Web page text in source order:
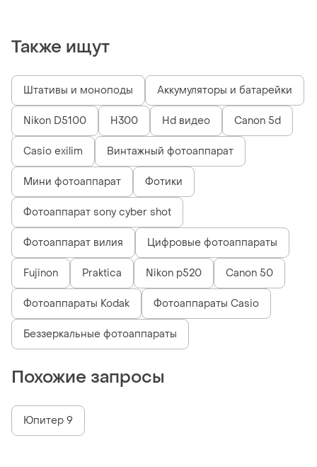
Также ищут
Штативы и моноподы Аккумуляторы и батарейки
Nikon D5100 H300 Hd видео Canon 5d
Casio exilim Винтажный фотоаппарат
Мини фотоаппарат Фотики
Фотоаппарат sony cyber shot
Фотоаппарат вилия Цифровые фотоаппараты
Fujinon Praktica Nikon p520 Canon 50
Фотоаппараты Kodak Фотоаппараты Casio
Беззеркальные фотоаппараты
Похожие запросы
Юпитер 9